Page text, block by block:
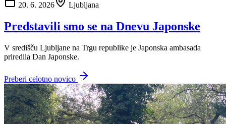
20. 6. 2026 Ljubljana
Predstavili smo se na Dnevu Japonske
V središču Ljubljane na Trgu republike je Japonska ambasada
priredila Dan Japonske.
Preberi celotno novico